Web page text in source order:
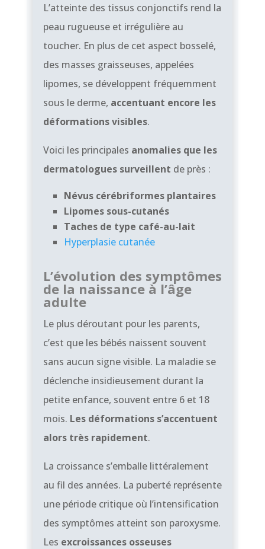
L’atteinte des tissus conjonctifs rend la
peau rugueuse et irrégulière au
toucher. En plus de cet aspect bosselé,
des masses graisseuses, appelées
lipomes, se développent fréquemment
sous le derme, accentuant encore les
déformations visibles.
Voici les principales anomalies que les
dermatologues surveillent de près :
Névus cérébriformes plantaires
Lipomes sous-cutanés
Taches de type café-au-lait
Hyperplasie cutanée
L’évolution des symptômes
de la naissance à l’âge
adulte
Le plus déroutant pour les parents,
c’est que les bébés naissent souvent
sans aucun signe visible. La maladie se
déclenche insidieusement durant la
petite enfance, souvent entre 6 et 18
mois. Les déformations s’accentuent
alors très rapidement.
La croissance s’emballe littéralement
au fil des années. La puberté représente
une période critique où l’intensification
des symptômes atteint son paroxysme.
Les excroissances osseuses